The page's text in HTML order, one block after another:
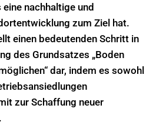
nachhaltige und
zum Ziel hat.
einen bedeutenden Schritt in
des Grundsatzes „Boden
dar, indem es sowohl
zur Schaffung neuer